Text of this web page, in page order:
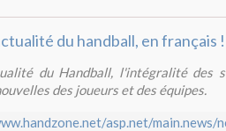
du handball, en français !
du Handball, l'intégralité des
des joueurs et des équipes.
asp.net/main.news/